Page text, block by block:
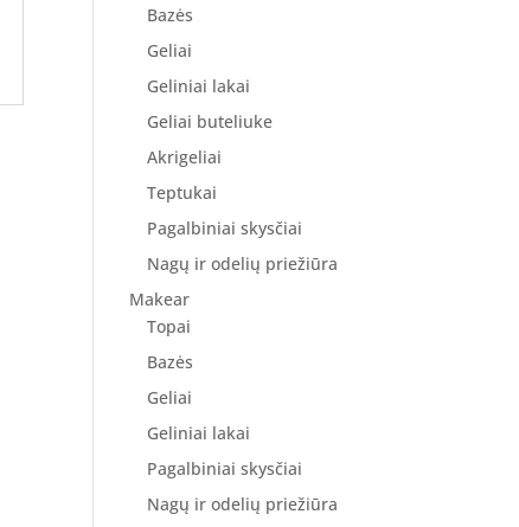
Bazės
Geliai
Geliniai lakai
Geliai buteliuke
Akrigeliai
Teptukai
Pagalbiniai skysčiai
Nagų ir odelių priežiūra
Makear
Topai
Bazės
Geliai
Geliniai lakai
Pagalbiniai skysčiai
Nagų ir odelių priežiūra